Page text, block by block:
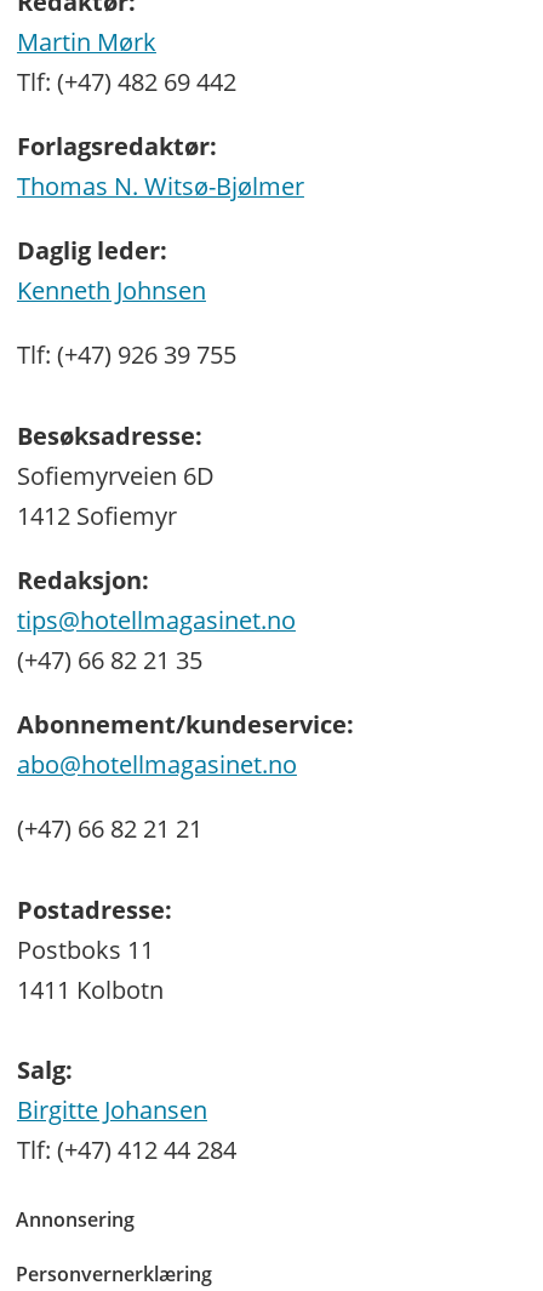
Martin Mørk
Tlf: (+47) 482 69 442
Forlagsredaktør:
Thomas N. Witsø-Bjølmer
Daglig leder:
Kenneth Johnsen
Tlf: (+47) 926 39 755
Besøksadresse:
Sofiemyrveien 6D
1412 Sofiemyr
Redaksjon:
tips@hotellmagasinet.no
(+47) 66 82 21 35
Abonnement/kundeservice:
abo@hotellmagasinet.no
(+47) 66 82 21 21
Postadresse:
Postboks 11
1411 Kolbotn
Salg:
Birgitte Johansen
Tlf: (+47) 412 44 284
Annonsering
Personvernerklæring